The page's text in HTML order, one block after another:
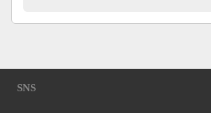
SNS